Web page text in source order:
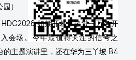
）
如期开幕，超过一万名开
会场。今年最值得关注的信号之
的主题演讲里，还在华为三丫坡 B4